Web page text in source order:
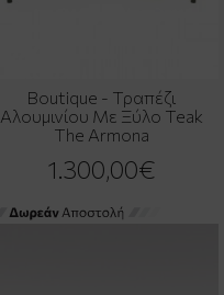
Boutique - Τραπέζι
Αλουμινίου Με Ξύλο Teak
The Armona
1.300,00€